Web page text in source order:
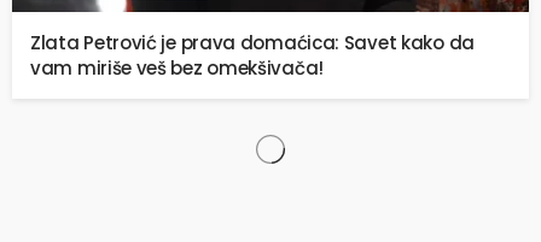
Zlata Petrović je prava domaćica: Savet kako da
vam miriše veš bez omekšivača!